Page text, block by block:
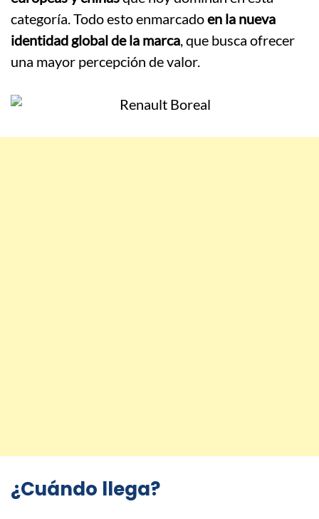
categoría. Todo esto enmarcadoen la nueva
identidad global de la marca, que busca ofrecer
una mayor percepción de valor.
¿Cuándo llega?